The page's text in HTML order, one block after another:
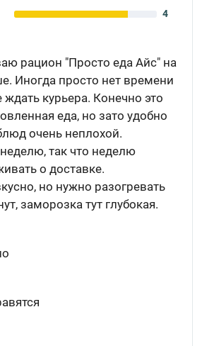
4
рацион "Просто еда Айс" на
Иногда просто нет времени
ждать курьера. Конечно это
еда, но зато удобно
очень неплохой.
так что неделю
о доставке.
но нужно разогревать
заморозка тут глубокая.